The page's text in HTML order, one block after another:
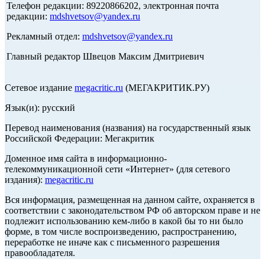
Телефон редакции: 89220866202, электронная почта
редакции: mdshvetsov@yandex.ru
Рекламный отдел: mdshvetsov@yandex.ru
Главный редактор Швецов Максим Дмитриевич
Сетевое издание megacritic.ru (МЕГАКРИТИК.РУ)
Язык(и): русский
Перевод наименования (названия) на государственный язык
Российской Федерации: Мегакритик
Доменное имя сайта в информационно-
телекоммуникационной сети «Интернет» (для сетевого
издания): megacritic.ru
Вся информация, размещенная на данном сайте, охраняется в
соответствии с законодательством РФ об авторском праве и не
подлежит использованию кем-либо в какой бы то ни было
форме, в том числе воспроизведению, распространению,
переработке не иначе как с письменного разрешения
правообладателя.